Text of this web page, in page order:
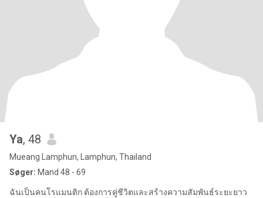
Ya, 48
Mueang Lamphun, Lamphun, Thailand
Søger: Mand 48 - 69
ฉันเป็นคนโรแมนติก ต้องการคู่ชีวิตและสร้างความสัมพันธ์ระยะยาว